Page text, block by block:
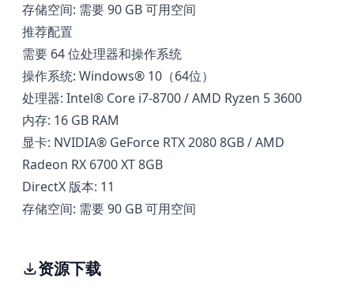
存储空间: 需要 90 GB 可用空间
推荐配置
需要 64 位处理器和操作系统
操作系统: Windows® 10（64位）
处理器: Intel® Core i7-8700 / AMD Ryzen 5 3600
内存: 16 GB RAM
显卡: NVIDIA® GeForce RTX 2080 8GB / AMD
Radeon RX 6700 XT 8GB
DirectX 版本: 11
存储空间: 需要 90 GB 可用空间
资源下载